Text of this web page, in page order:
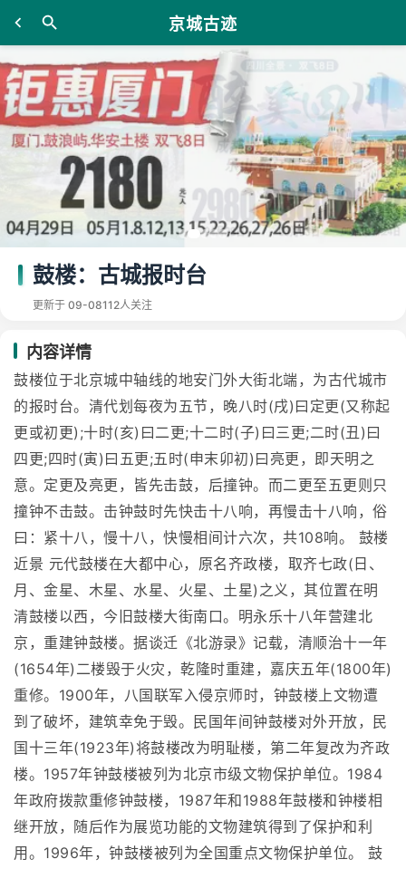
京城古迹
鼓楼：古城报时台
更新于 09-08112人关注
内容详情
鼓楼位于北京城中轴线的地安门外大街北端，为古代城市
的报时台。清代划每夜为五节，晚八时(戌)曰定更(又称起
更或初更);十时(亥)曰二更;十二时(子)曰三更;二时(丑)曰
四更;四时(寅)曰五更;五时(申末卯初)曰亮更，即天明之
意。定更及亮更，皆先击鼓，后撞钟。而二更至五更则只
撞钟不击鼓。击钟鼓时先快击十八响，再慢击十八响，俗
曰：紧十八，慢十八，快慢相间计六次，共108响。 鼓楼
近景 元代鼓楼在大都中心，原名齐政楼，取齐七政(日、
月、金星、木星、水星、火星、土星)之义，其位置在明
清鼓楼以西，今旧鼓楼大街南口。明永乐十八年营建北
京，重建钟鼓楼。据谈迁《北游录》记载，清顺治十一年
(1654年)二楼毁于火灾，乾隆时重建，嘉庆五年(1800年)
重修。1900年，八国联军入侵京师时，钟鼓楼上文物遭
到了破坏，建筑幸免于毁。民国年间钟鼓楼对外开放，民
国十三年(1923年)将鼓楼改为明耻楼，第二年复改为齐政
楼。1957年钟鼓楼被列为北京市级文物保护单位。1984
年政府拨款重修钟鼓楼，1987年和1988年鼓楼和钟楼相
继开放，随后作为展览功能的文物建筑得到了保护和利
用。1996年，钟鼓楼被列为全国重点文物保护单位。 鼓